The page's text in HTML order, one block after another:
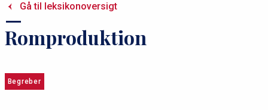
k
r
u
m
Gå til leksikonoversigt
Romproduktion
Begreber